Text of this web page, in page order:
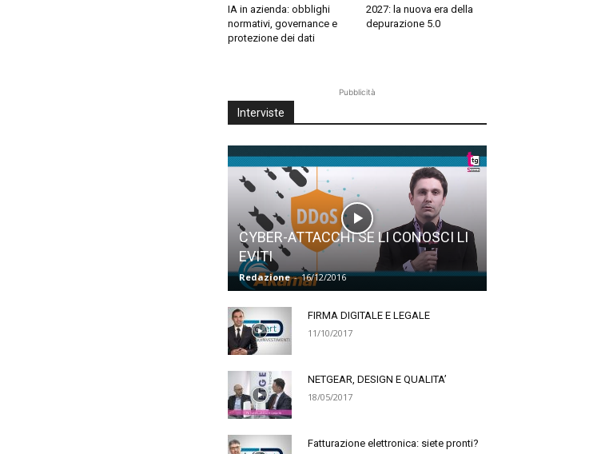
IA in azienda: obblighi
normativi, governance e
protezione dei dati
2027: la nuova era della
depurazione 5.0
Pubblicità
Interviste
CYBER-ATTACCHI SE LI CONOSCI LI
EVITI
Redazione - 16/12/2016
FIRMA DIGITALE E LEGALE
11/10/2017
NETGEAR, DESIGN E QUALITA’
18/05/2017
Fatturazione elettronica: siete pronti?